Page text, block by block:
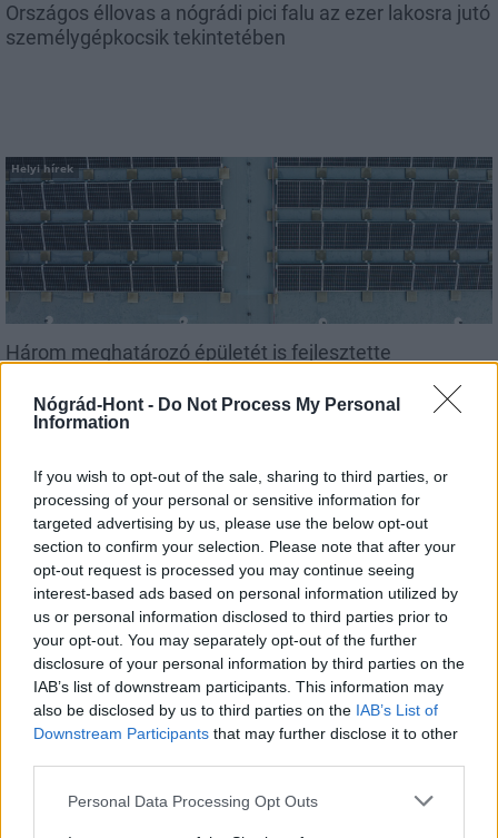
Nógrád-Hont - Do Not Process My Personal
Information
If you wish to opt-out of the sale, sharing to third parties, or
processing of your personal or sensitive information for
targeted advertising by us, please use the below opt-out
section to confirm your selection. Please note that after your
opt-out request is processed you may continue seeing
interest-based ads based on personal information utilized by
us or personal information disclosed to third parties prior to
your opt-out. You may separately opt-out of the further
disclosure of your personal information by third parties on the
IAB’s list of downstream participants. This information may
also be disclosed by us to third parties on the IAB’s List of
Downstream Participants that may further disclose it to other
Please note that this website/app uses one or more Google
Personal Data Processing Opt Outs
Országos éllovas a nógrádi pici falu az ezer lakosra jutó
személygépkocsik tekintetében
Helyi hírek
Három meghatározó épületét is fejlesztette
Helyi hírek
Vasárnap Nógrádot is eléri a legmagasabb
figyelmeztetés